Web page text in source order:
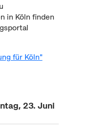
in Köln finden
für Köln"
23. Juni